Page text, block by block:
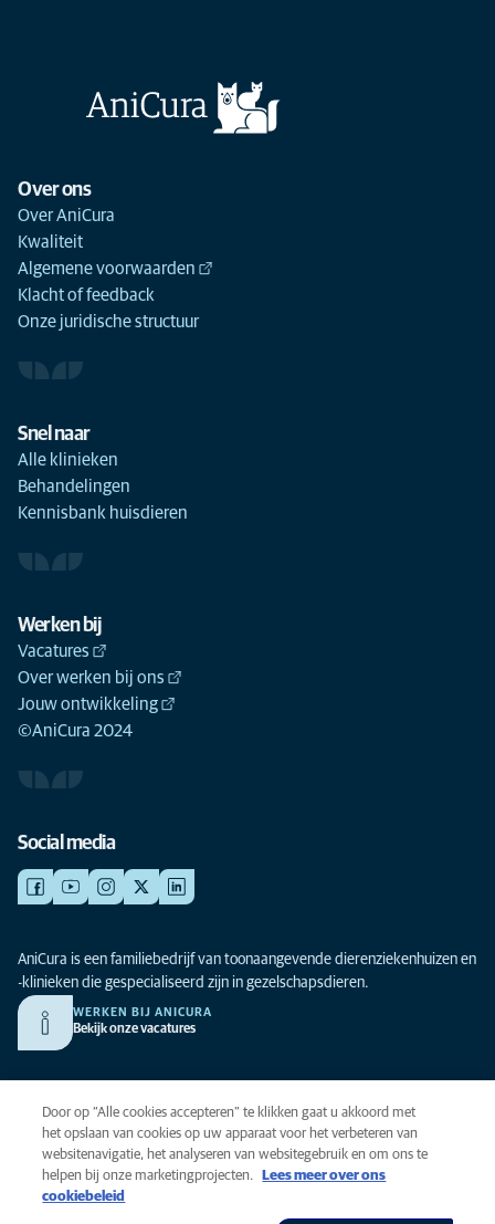
Over ons
Over AniCura
Kwaliteit
Algemene voorwaarden
Klacht of feedback
Onze juridische structuur
Snel naar
Alle klinieken
Behandelingen
Kennisbank huisdieren
Werken bij
Vacatures
Over werken bij ons
Jouw ontwikkeling
©AniCura 2024
Social media
AniCura is een familiebedrijf van toonaangevende dierenziekenhuizen en
-klinieken die gespecialiseerd zijn in gezelschapsdieren.
WERKEN BIJ ANICURA
Bekijk onze vacatures
Privacy
Algemene voorwaarden
Cookies
Toegankelijkheid
Door op “Alle cookies accepteren” te klikken gaat u akkoord met
het opslaan van cookies op uw apparaat voor het verbeteren van
websitenavigatie, het analyseren van websitegebruik en om ons te
helpen bij onze marketingprojecten.
Lees meer over ons
cookiebeleid